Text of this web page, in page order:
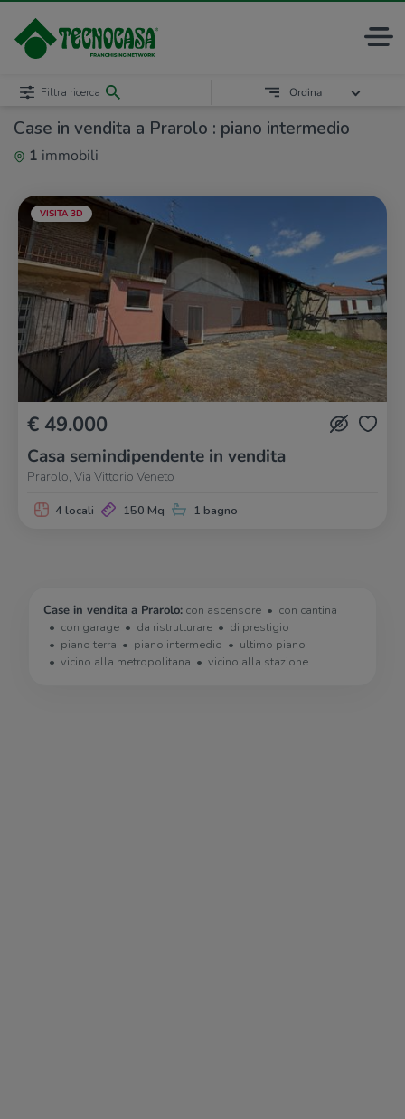
Case in vendita a Prarolo : piano intermedio
1 immobili
Filtra ricerca Ordina
VISITA 3D
€ 49.000
Casa semindipendente in vendita
Prarolo, Via Vittorio Veneto
4 locali 150 Mq 1 bagno
Case in vendita a Prarolo: con ascensore
con cantina
con garage
da ristrutturare
di prestigio
piano terra
piano intermedio
ultimo piano
vicino alla metropolitana
vicino alla stazione